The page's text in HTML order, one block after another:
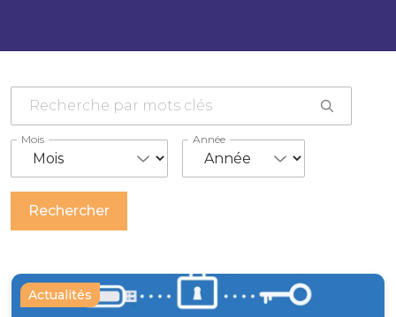
Mois Année
Actualités